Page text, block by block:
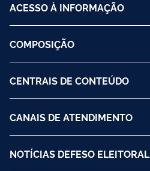
ACESSO À INFORMAÇÃO
COMPOSIÇÃO
CENTRAIS DE CONTEÚDO
CANAIS DE ATENDIMENTO
NOTÍCIAS DEFESO ELEITORAL